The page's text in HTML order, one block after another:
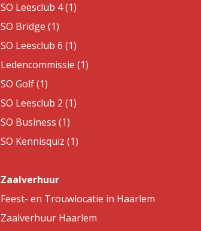
SO Leesclub 4 (1)
SO Bridge (1)
SO Leesclub 6 (1)
Ledencommissie (1)
SO Golf (1)
SO Leesclub 2 (1)
SO Business (1)
SO Kennisquiz (1)
Zaalverhuur
Feest- en Trouwlocatie in Haarlem
Zaalverhuur Haarlem